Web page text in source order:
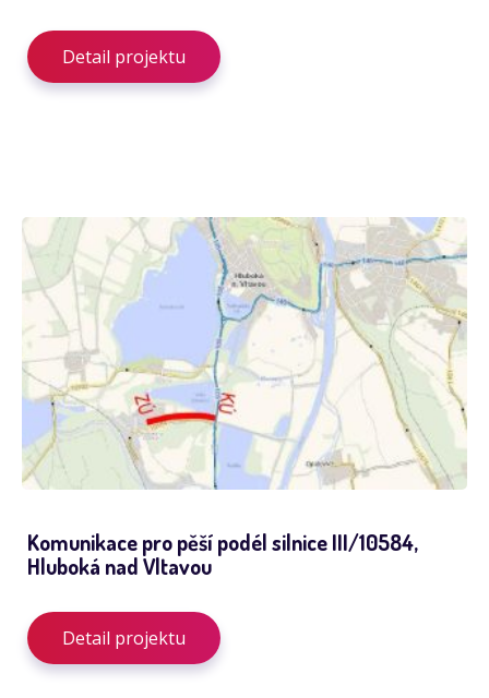
Detail projektu
Komunikace pro pěší podél silnice III/10584,
Hluboká nad Vltavou
Detail projektu